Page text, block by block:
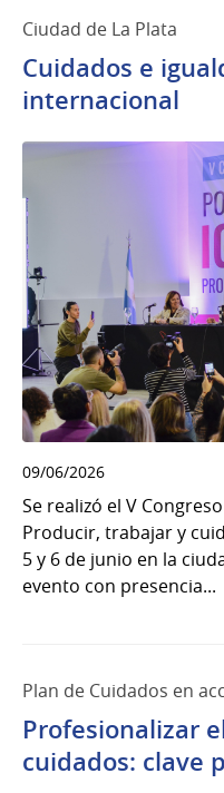
Ciudad de La Plata
Cuidados e
internacional
09/06/2026
Se realizó el V
Producir, trabajar y
5 y 6 de junio en la
evento con presencia...
Plan de Cuidados en
Profesionalizar
cuidados: clave